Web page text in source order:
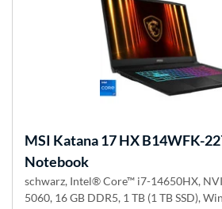
MSI Katana 17 HX B14WFK-
Notebook
schwarz, Intel® Core™ i7-14650HX,
5060, 16 GB DDR5, 1 TB (1 TB SSD),